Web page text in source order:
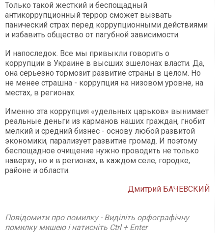
Только такой жесткий и беспощадный
антикоррупционный террор сможет вызвать
панический страх перед коррупционными действиями
и избавить общество от пагубной зависимости.
И напоследок. Все мы привыкли говорить о
коррупции в Украине в высших эшелонах власти. Да,
она серьезно тормозит развитие страны в целом. Но
не менее страшна - коррупция на низовом уровне, на
местах, в регионах.
Именно эта коррупция «удельных царьков» вынимает
реальные деньги из карманов наших граждан, гнобит
мелкий и средний бизнес - основу любой развитой
экономики, парализует развитие громад. И поэтому
беспощадное очищение нужно проводить не только
наверху, но и в регионах, в каждом селе, городке,
районе и области.
Дмитрий БАЧЕВСКИЙ
Повідомити про помилку - Виділіть орфографічну
помилку мишею і натисніть Ctrl + Enter